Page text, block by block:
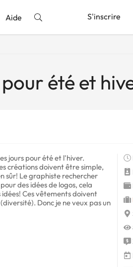
Aide S'inscrire
été et
jours pour été et l'hiver.
créations doivent être simple,
sûr! Le graphiste rechercher
des idées de logos, cela
Ces vêtements doivent
Donc je ne veux pas un